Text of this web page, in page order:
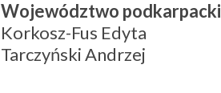
Województwo podkarpacki
Korkosz-Fus Edyta
Tarczyński Andrzej